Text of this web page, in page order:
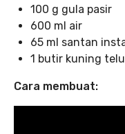
100 g gula pasir
600 ml air
65 ml santan
1 butir kuning
Cara membuat: